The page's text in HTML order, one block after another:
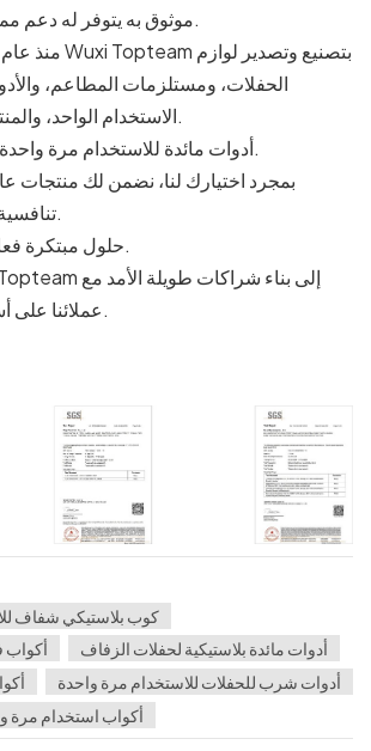
موثوق به يتوفر له دعم ممتاز كلما احتجت إليه.
الحفلات، ومستلزمات المطاعم،
الاستخدام الواحد، والمنتجات الصديقة للبيئة.
أدوات مائدة للاستخدام مرة واحدة في خدمات الطعام.
بمجرد اختيارك لنا، نضمن لك منتجات
تنافسية، وخدمات احترافية.
حلول مبتكرة فعالة من حيث التكلفة.
عملائنا على أساس الربح المتبادل.
كوب بلاستيكي شفاف
أكواب
أدوات مائدة بلاستيكية لحفلات الزفاف
أدوات شرب للحفلات للاستخدام مرة واحدة
أكواب استخدام مرة